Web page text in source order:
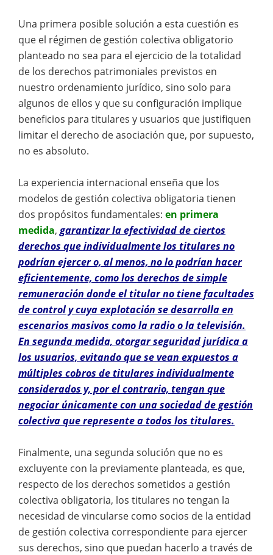
Una primera posible solución a esta cuestión es
que el régimen de gestión colectiva obligatorio
planteado no sea para el ejercicio de la totalidad
de los derechos patrimoniales previstos en
nuestro ordenamiento jurídico, sino solo para
algunos de ellos y que su configuración implique
beneficios para titulares y usuarios que justifiquen
limitar el derecho de asociación que, por supuesto,
no es absoluto.
La experiencia internacional enseña que los
modelos de gestión colectiva obligatoria tienen
dos propósitos fundamentales: en primera
medida, garantizar la efectividad de ciertos
derechos que individualmente los titulares no
podrían ejercer o, al menos, no lo podrían hacer
eficientemente, como los derechos de simple
remuneración donde el titular no tiene facultades
de control y cuya explotación se desarrolla en
escenarios masivos como la radio o la televisión.
En segunda medida, otorgar seguridad jurídica a
los usuarios, evitando que se vean expuestos a
múltiples cobros de titulares individualmente
considerados y, por el contrario, tengan que
negociar únicamente con una sociedad de gestión
colectiva que represente a todos los titulares.
Finalmente, una segunda solución que no es
excluyente con la previamente planteada, es que,
respecto de los derechos sometidos a gestión
colectiva obligatoria, los titulares no tengan la
necesidad de vincularse como socios de la entidad
de gestión colectiva correspondiente para ejercer
sus derechos, sino que puedan hacerlo a través de